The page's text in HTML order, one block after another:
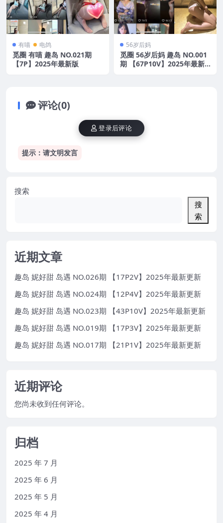
有喵 电鸽
觅圈 有喵 趣岛 NO.021期
【7P】2025年最新版
56岁后妈
觅圈 56岁后妈 趣岛 NO.001
期 【67P10V】2025年最新
评论(0)
提示：请文明发言
登录后评论
搜索
搜
索
近期文章
趣岛 妮好甜 岛遇 NO.026期 【17P2V】2025年最新更新
趣岛 妮好甜 岛遇 NO.024期 【12P4V】2025年最新更新
趣岛 妮好甜 岛遇 NO.023期 【43P10V】2025年最新更新
趣岛 妮好甜 岛遇 NO.019期 【17P3V】2025年最新更新
趣岛 妮好甜 岛遇 NO.017期 【21P1V】2025年最新更新
近期评论
您尚未收到任何评论。
归档
2025 年 7 月
2025 年 6 月
2025 年 5 月
2025 年 4 月